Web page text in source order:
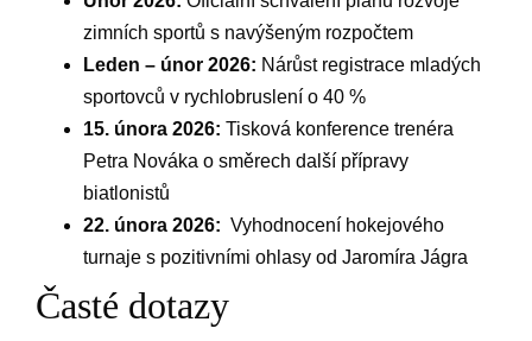
zimních sportů s navýšeným rozpočtem
Leden – únor 2026: Nárůst registrace mladých
‌sportovců v rychlobruslení o 40 %
15. ⁤února 2026: Tisková konference trenéra
⁤Petra Nováka​ o směrech další přípravy
biatlonistů
22. ⁢února‌ 2026: ⁢ Vyhodnocení hokejového
turnaje s pozitivními ohlasy od‌ Jaromíra Jágra
Časté dotazy